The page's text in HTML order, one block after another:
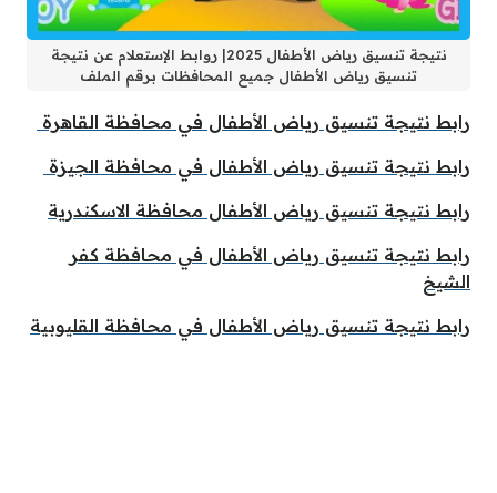
نتيجة تنسيق رياض الأطفال 2025| روابط الإستعلام عن نتيجة
تنسيق رياض الأطفال جميع المحافظات برقم الملف
رابط نتيجة تنسيق رياض الأطفال في محافظة القاهرة
رابط نتيجة تنسيق رياض الأطفال في محافظة الجيزة
رابط نتيجة تنسيق رياض الأطفال محافظة الاسكندرية
رابط نتيجة تنسيق رياض الأطفال في محافظة كفر
الشيخ
رابط نتيجة تنسيق رياض الأطفال في محافظة القليوبية